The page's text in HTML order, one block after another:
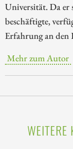
Universität. Da er
beschäftigte,
Erfahrung an
Mehr zum Autor
WEITERE